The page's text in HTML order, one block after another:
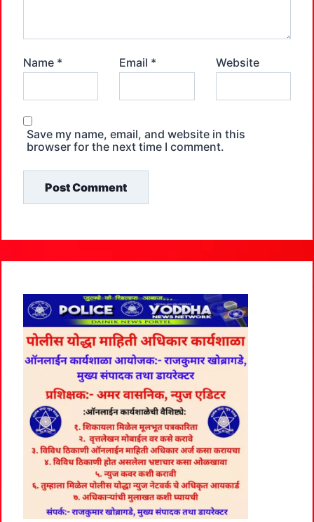
Name * Email * Website
Save my name, email, and website in this
browser for the next time I comment.